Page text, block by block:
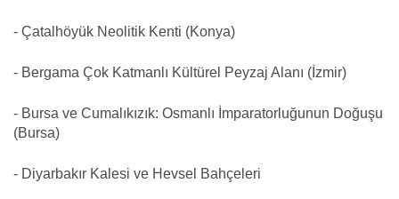
- Çatalhöyük Neolitik Kenti (Konya)
- Bergama Çok Katmanlı Kültürel Peyzaj Alanı (İzmir)
- Bursa ve Cumalıkızık: Osmanlı İmparatorluğunun Doğuşu
(Bursa)
- Diyarbakır Kalesi ve Hevsel Bahçeleri